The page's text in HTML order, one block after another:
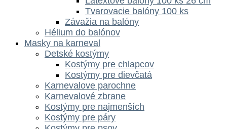
Tvarovacie balóny 100 ks
Závažia na balóny
Hélium do balónov
Masky na karneval
Detské kostýmy
Kostýmy pre chlapcov
Kostýmy pre dievčatá
Karnevalove parochne
Karnevalové zbrane
Kostýmy pre najmenších
Kostýmy pre páry